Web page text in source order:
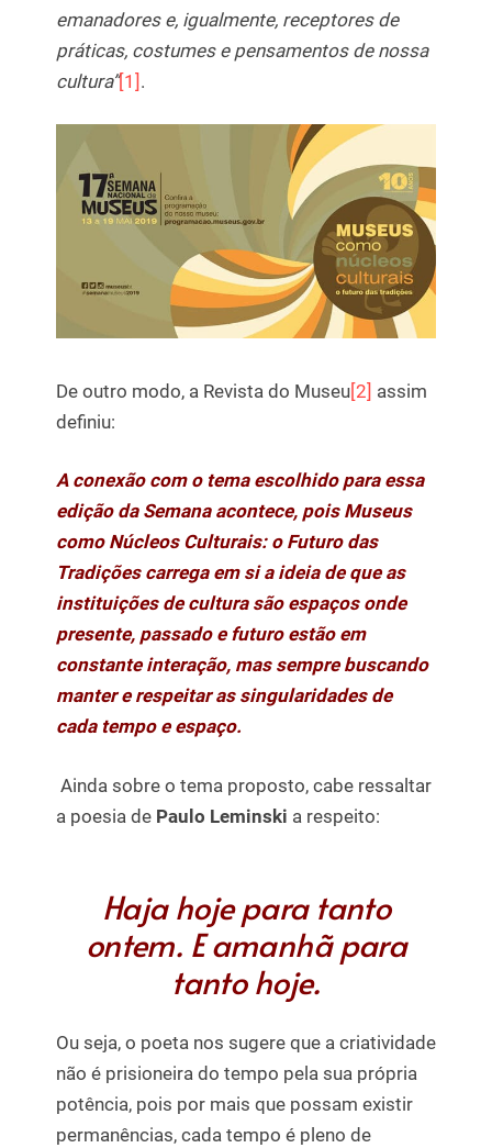
emanadores e, igualmente, receptores de
práticas, costumes e pensamentos de nossa
cultura”[1] .
De outro modo, a Revista do Museu[2] assim
definiu:
A conexão com o tema escolhido para essa
edição da Semana acontece, pois Museus
como Núcleos Culturais: o Futuro das
Tradições carrega em si a ideia de que as
instituições de cultura são espaços onde
presente, passado e futuro estão em
constante interação, mas sempre buscando
manter e respeitar as singularidades de
cada tempo e espaço.
Ainda sobre o tema proposto, cabe ressaltar
a poesia de Paulo Leminski a respeito:
Haja hoje para tanto
ontem. E amanhã para
tanto hoje.
Ou seja, o poeta nos sugere que a criatividade
não é prisioneira do tempo pela sua própria
potência, pois por mais que possam existir
permanências, cada tempo é pleno de